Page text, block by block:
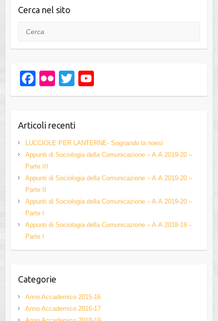
Cerca nel sito
Cerca
F
a
e
b
o
o
k
Fl
ic
T
wi
er
o
u
b
e
h
a
n
Articoli recenti
LUCCIOLE PER LANTERNE- Sognando la noesi
Appunti di Sociologia della Comunicazione – A.A.2019-20 –
Parte III
Appunti di Sociologia della Comunicazione – A.A.2019-20 –
Parte II
Appunti di Sociologia della Comunicazione – A.A.2019-20 –
Parte I
Appunti di Sociologia della Comunicazione – A.A.2018-19 –
Parte I
Categorie
Anno Accademico 2015-16
Anno Accademico 2016-17